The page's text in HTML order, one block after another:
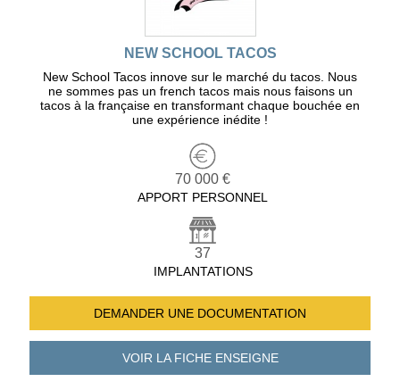
NEW SCHOOL TACOS
New School Tacos innove sur le marché du tacos. Nous
ne sommes pas un french tacos mais nous faisons un
tacos à la française en transformant chaque bouchée en
une expérience inédite !
70 000 €
APPORT PERSONNEL
37
IMPLANTATIONS
DEMANDER UNE DOCUMENTATION
VOIR LA FICHEENSEIGNE